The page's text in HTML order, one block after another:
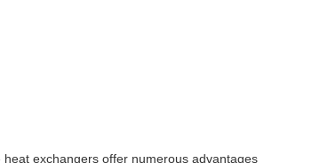
exchangers offer numerous advantages